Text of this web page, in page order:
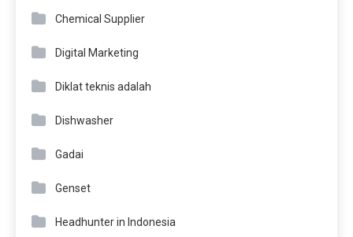
Chemical Supplier
Digital Marketing
Diklat teknis adalah
Dishwasher
Gadai
Genset
Headhunter in Indonesia